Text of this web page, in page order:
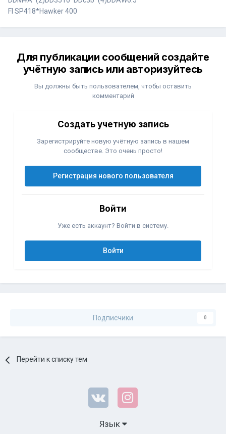
FI SP418*Hawker 400
Для публикации сообщений создайте
учётную запись или авторизуйтесь
Вы должны быть пользователем, чтобы оставить
комментарий
Создать учетную запись
Зарегистрируйте новую учётную запись в нашем
сообществе. Это очень просто!
Регистрация нового пользователя
Войти
Уже есть аккаунт? Войти в систему.
Войти
Подписчики 0
Перейти к списку тем
Язык